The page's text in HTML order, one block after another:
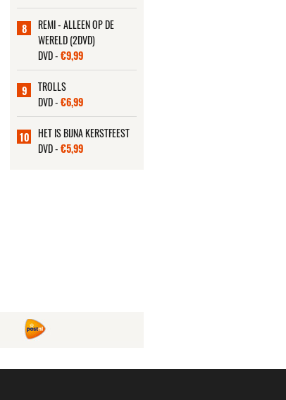
8
REMI - ALLEEN OP DE
WERELD (2DVD)
DVD -€9,99
9
TROLLS
DVD -€6,99
10
HET IS BIJNA KERSTFEEST
DVD -€5,99